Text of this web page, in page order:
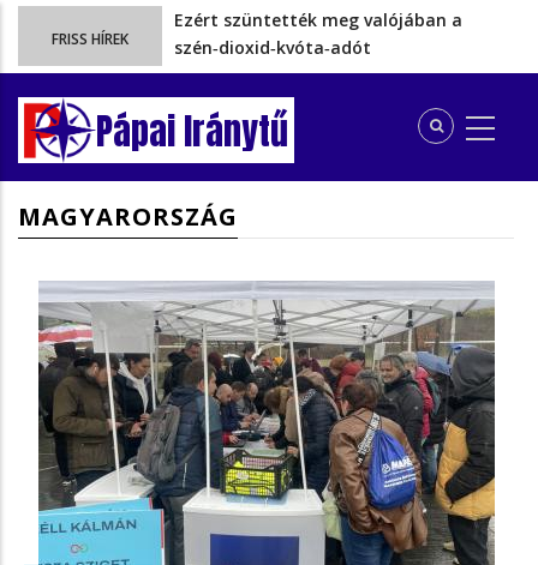
FRISS HÍREK
Ezért szüntették meg valójában a
szén‑dioxid‑kvóta‑adót
Energiakrízis: Magyar Péter szerint még
hetekig nem lehet…
A spanyol enklávét elárasztják a
tengeren érkező migránsok
Rétvári Bence: Magyar Péter gőzerővel
hátrál ki a tanároknak tett…
Az iskolakezdési támogatásból kieső
Pápai Iránytű
MAGYARORSZÁG